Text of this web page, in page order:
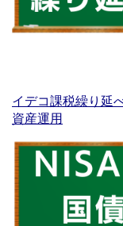
イデコ課税繰り延
資産運用